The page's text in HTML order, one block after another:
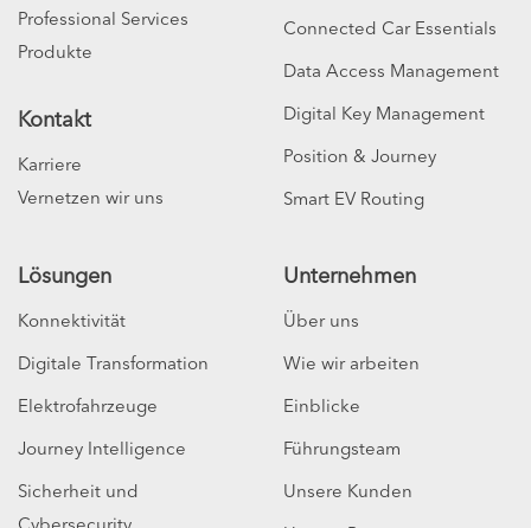
Professional Services
Produkte
Kontakt
Karriere
Vernetzen wir uns
Connected Car Essentials
Data Access Management
Digital Key Management
Position & Journey
Smart EV Routing
Lösungen
Konnektivität
Digitale Transformation
Elektrofahrzeuge
Journey Intelligence
Sicherheit und
Unternehmen
Über uns
Wie wir arbeiten
Einblicke
Führungsteam
Unsere Kunden